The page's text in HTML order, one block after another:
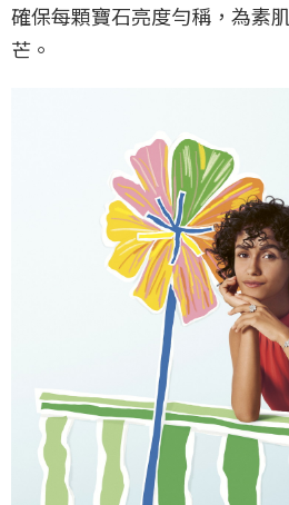
確保每顆寶石亮度勻稱，為素
芒。